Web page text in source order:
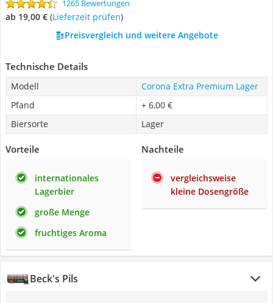
1265 Bewertungen
ab 19,00 € (Lieferzeit prüfen)
Preisvergleich und weitere Angebote
Technische Details
Modell
Corona Extra Premium Lager
Pfand
+ 6,00 €
Biersorte
Lager
Vorteile
internationales
Lagerbier
große Menge
fruchtiges Aroma
Nachteile
vergleichsweise
kleine Dosengröße
Beck's Pils